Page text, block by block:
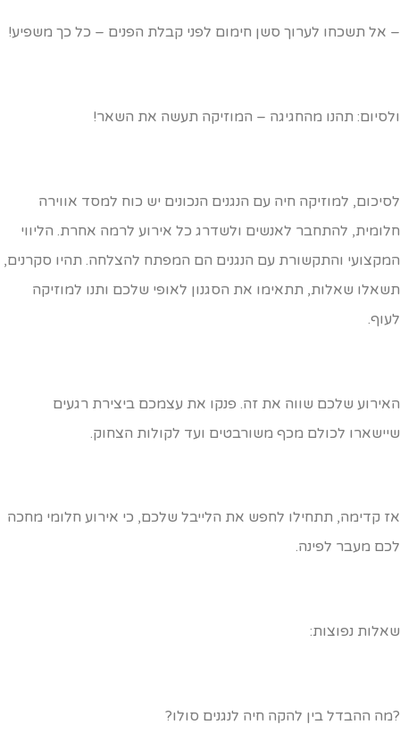
אל תשכחו לערוך סשן חימום לפני קבלת הפנים – כל כך משפיע!
תהנו מהחגיגה – המוזיקה תעשה את השאר!
למוזיקה חיה עם הנגנים הנכונים יש כוח למסד אווירה
להתחבר לאנשים ולשדרג כל אירוע לרמה אחרת. הליווי
והתקשורת עם הנגנים הם המפתח להצלחה. תהיו סקרנים,
שאלות, תתאימו את הסגנון לאופי שלכם ותנו למוזיקה
שלכם שווה את זה. פנקו את עצמכם ביצירת רגעים
לכולם מכף משורבטים ועד לקולות הצחוק.
קדימה, תתחילו לחפש את הלייבל שלכם, כי אירוע חלומי מחכה
מעבר לפינה.
נפוצות:
ההבדל בין להקה חיה לנגנים סולו?